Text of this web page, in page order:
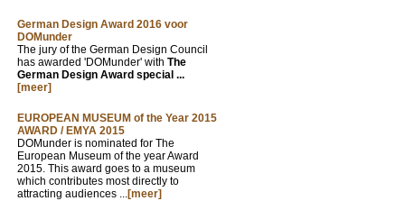
German Design Award 2016 voor
DOMunder
The jury of the German Design Council
has awarded 'DOMunder' with The
German Design Award special ...
[meer]
EUROPEAN MUSEUM of the Year 2015
AWARD / EMYA 2015
DOMunder is nominated for The
European Museum of the year Award
2015. This award goes to a museum
which contributes most directly to
attracting audiences ...[meer]